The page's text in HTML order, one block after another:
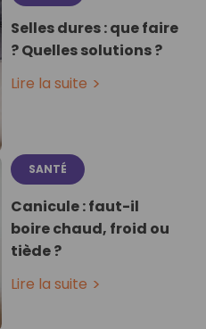
Selles dures : que faire
? Quelles solutions ?
Lire la suite
SANTÉ
Canicule : faut-il
boire chaud, froid ou
tiède ?
Lire la suite